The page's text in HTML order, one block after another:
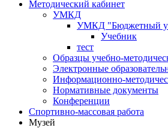
Методический кабинет
УМКД
УМКД "Бюджетный
Учебник
тест
Образцы учебно-
Электронные
Информационно-
Нормативные документы
Конференции
Спортивно-массовая работа
Музей